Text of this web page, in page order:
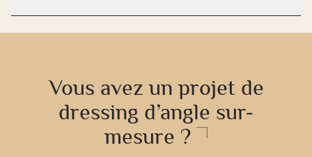
Vous avez un projet de
dressing d’angle sur-
mesure ?